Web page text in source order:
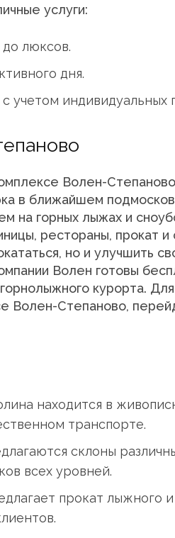
услуги:
люксов.
дня.
учетом индивидуальных
Волен-
в ближайшем
на горных лыжах и
рестораны, прокат
но и улучшить
Волен готовы
курорта.
Волен-Степаново,
находится в
транспорте.
склоны
всех уровней.
прокат лыжного и